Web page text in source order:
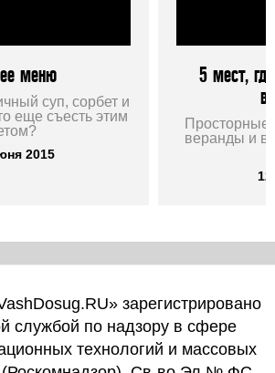
меню
суп, сорбет и
еще съесть этим
2015
5 мест,
Просторные
веранды и
зарегистрировано
службой по надзору в сфере
технологий и массовых